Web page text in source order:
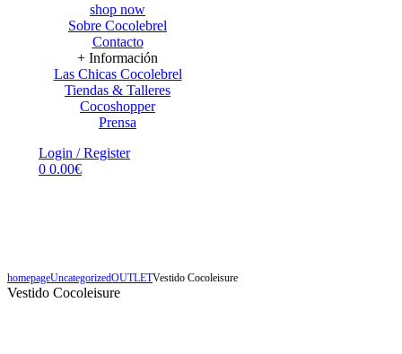
shop now
Sobre Cocolebrel
Contacto
+ Información
Las Chicas Cocolebrel
Tiendas & Talleres
Cocoshopper
Prensa
Menu
Login / Register
0 0.00€
homepageUncategorizedOUTLETVestido Cocoleisure
Vestido Cocoleisure